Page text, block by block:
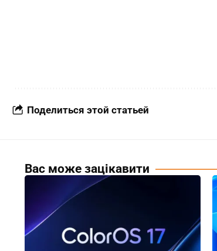
Поделиться этой статьей
Вас може зацікавити